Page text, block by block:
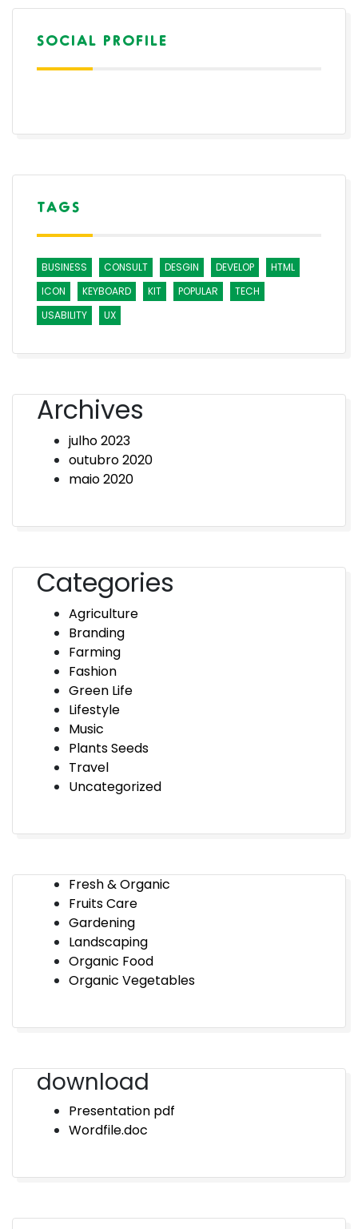
SOCIAL PROFILE
TAGS
BUSINESS CONSULT DESGIN DEVELOP
HTML
ICON
KEYBOARD KIT POPULAR
TECH
USABILITY
UX
Archives
julho 2023
outubro 2020
maio 2020
Categories
Agriculture
Branding
Farming
Fashion
Green Life
Lifestyle
Music
Plants Seeds
Travel
Uncategorized
Fresh & Organic
Fruits Care
Gardening
Landscaping
Organic Food
Organic Vegetables
download
Presentation pdf
Wordfile.doc